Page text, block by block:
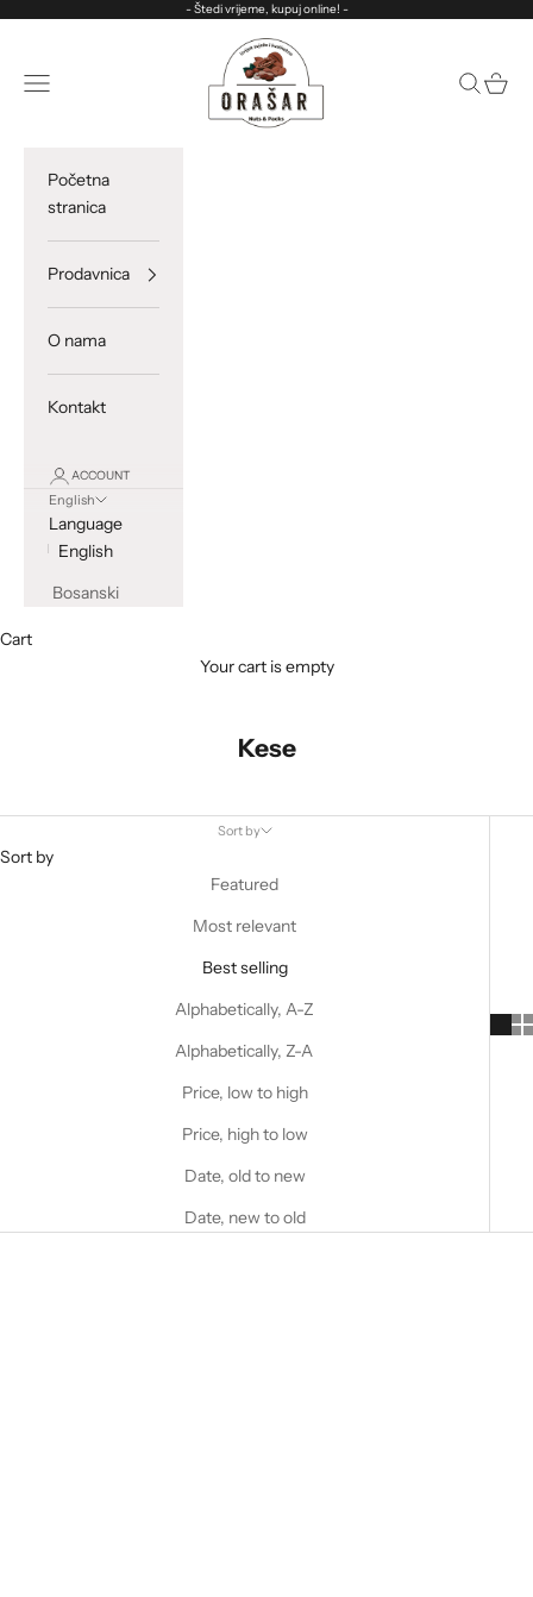
- Štedi vrijeme, kupuj online! -
ORASAR
Open navigation menu
OpenOpen
Početna
stranica
Prodavnica
O nama
Kontakt
ACCOUNT
English
Language
English
Bosanski
Cart
Your cart is empty
Kese
Sort by
Sort by
Featured
Most relevant
Best selling
Alphabetically, A-Z
Alphabetically, Z-A
Price, low to high
Price, high to low
Date, old to new
Date, new to old